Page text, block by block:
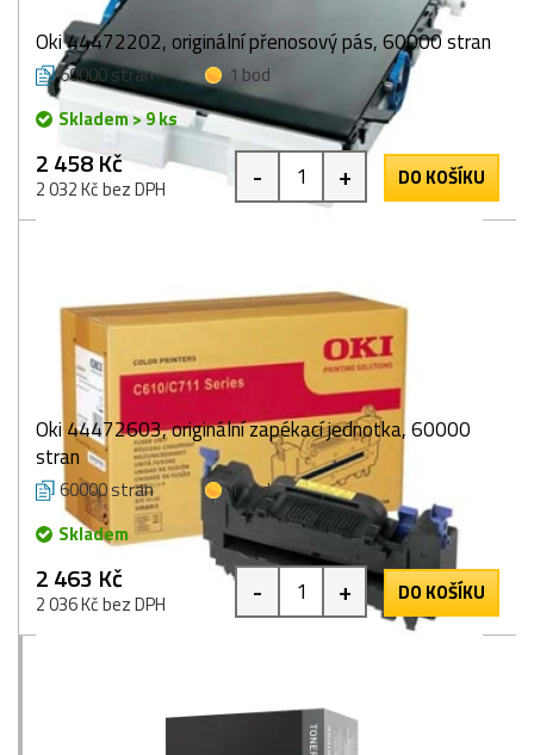
Oki 44472202, originální přenosový pás, 60000 stran
60000 stran
1 bod
Skladem > 9 ks
2 458 Kč
2 032 Kč bez DPH - + DO KOŠÍKU
Oki 44472603, originální zapékací jednotka, 60000
stran
60000 stran
1 bod
Skladem
2 463 Kč
2 036 Kč bez DPH - + DO KOŠÍKU